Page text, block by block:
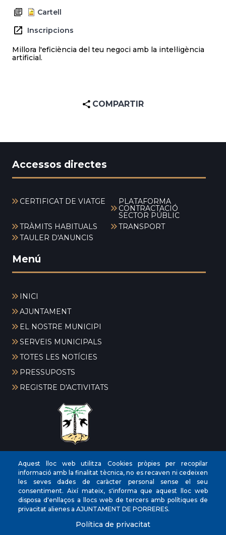
Cartell
Inscripcions
Millora l'eficiència del teu negoci amb la intel·ligència
artificial.
COMPARTIR
Accessos directes
CERTIFICAT DE VIATGE PLATAFORMA
CONTRACTACIÓ
SECTOR PÚBLIC
TRÀMITS HABITUALS
TRANSPORT
TAULER D'ANUNCIS
Menú
INICI
AJUNTAMENT
EL NOSTRE MUNICIPI
SERVEIS MUNICIPALS
TOTES LES NOTÍCIES
PRESSUPOSTS
REGISTRE D'ACTIVITATS
CIF
‎P0704300C
Direccions
Plaça de la Vila, 17 CP: 07260
Telèfon (+34) 971 647221
Fax
(+34) 971 168265
Aquest lloc web utilitza Cookies pròpies per recopilar
informació amb la finalitat tècnica, no es recaven ni cedeixen
les seves dades de caràcter personal sense el seu
consentiment. Així mateix, s'informa que aquest lloc web
disposa d'enllaços a llocs web de tercers amb polítiques de
privacitat alienes a AJUNTAMENT DE PORRERES.
Política de privacitat